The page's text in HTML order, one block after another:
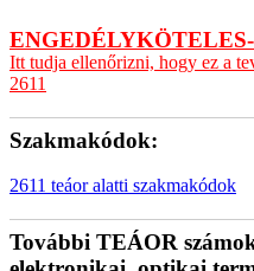
ENGEDÉLYKÖTELES-
Itt tudja ellenőrizni, hogy ez a
2611
Szakmakódok:
2611 teáor alatti szakmakódok
További TEÁOR